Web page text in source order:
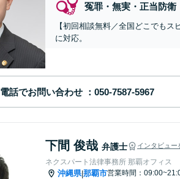
冤罪・無実・正当防衛
【初回相談無料／全国どこでも
に対応。
電話でお問い合わせ
下間 俊哉 弁護士 インタビュー
ネクスパート法律事務所 那覇オフィス
沖縄県|那覇市営業時間：